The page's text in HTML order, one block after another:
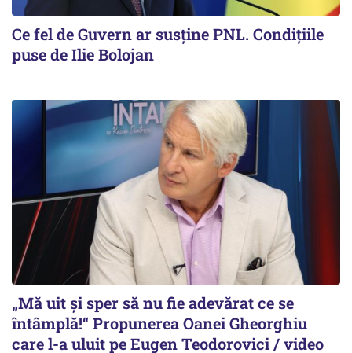
Ce fel de Guvern ar susține PNL. Condițiile
puse de Ilie Bolojan
„Mă uit și sper să nu fie adevărat ce se
întâmplă!“ Propunerea Oanei Gheorghiu
care l-a uluit pe Eugen Teodorovici / video